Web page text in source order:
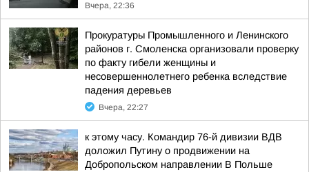
Вчера, 22:36
Прокуратуры Промышленного и Ленинского
районов г. Смоленска организовали проверку
по факту гибели женщины и
несовершеннолетнего ребенка вследствие
падения деревьев
Вчера, 22:27
к этому часу. Командир 76-й дивизии ВДВ
доложил Путину о продвижении на
Добропольском направлении В Польше